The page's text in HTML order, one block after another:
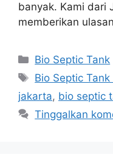
banyak. Kami dari
memberikan
Kategori
Bio Septic Tank
Tag
Bio Septic
jakarta, bio septic
Tinggalkan